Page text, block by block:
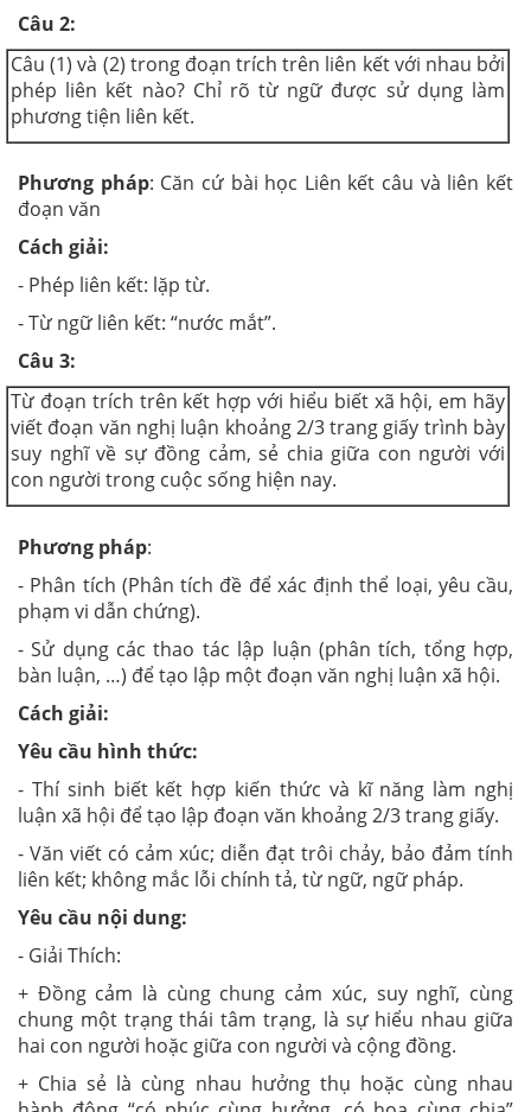
Câu 2:
Câu (1) và (2) trong đoạn trích trên liên kết với nhau bởi
phép liên kết nào? Chỉ rõ từ ngữ được sử dụng làm
phương tiện liên kết.
Phương pháp: Căn cứ bài học Liên kết câu và liên kết
đoạn văn
Cách giải:
- Phép liên kết: lặp từ.
- Từ ngữ liên kết: “nước mắt”.
Câu 3:
Từ đoạn trích trên kết hợp với hiểu biết xã hội, em hãy
viết đoạn văn nghị luận khoảng 2/3 trang giấy trình bày
suy nghĩ về sự đồng cảm, sẻ chia giữa con người với
con người trong cuộc sống hiện nay.
Phương pháp:
- Phân tích (Phân tích đề để xác định thể loại, yêu cầu,
phạm vi dẫn chứng).
- Sử dụng các thao tác lập luận (phân tích, tổng hợp,
bàn luận, …) để tạo lập một đoạn văn nghị luận xã hội.
Cách giải:
Yêu cầu hình thức:
- Thí sinh biết kết hợp kiến thức và kĩ năng làm nghị
luận xã hội để tạo lập đoạn văn khoảng 2/3 trang giấy.
- Văn viết có cảm xúc; diễn đạt trôi chảy, bảo đảm tính
liên kết; không mắc lỗi chính tả, từ ngữ, ngữ pháp.
Yêu cầu nội dung:
- Giải Thích:
+ Đồng cảm là cùng chung cảm xúc, suy nghĩ, cùng
chung một trạng thái tâm trạng, là sự hiểu nhau giữa
hai con người hoặc giữa con người và cộng đồng.
+ Chia sẻ là cùng nhau hưởng thụ hoặc cùng nhau